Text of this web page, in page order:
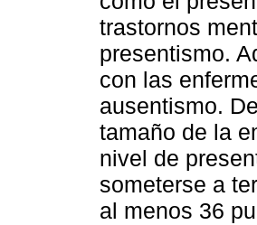
trastornos
presentismo.
con las
ausentismo.
tamaño de la
nivel de
someterse a
al menos 36